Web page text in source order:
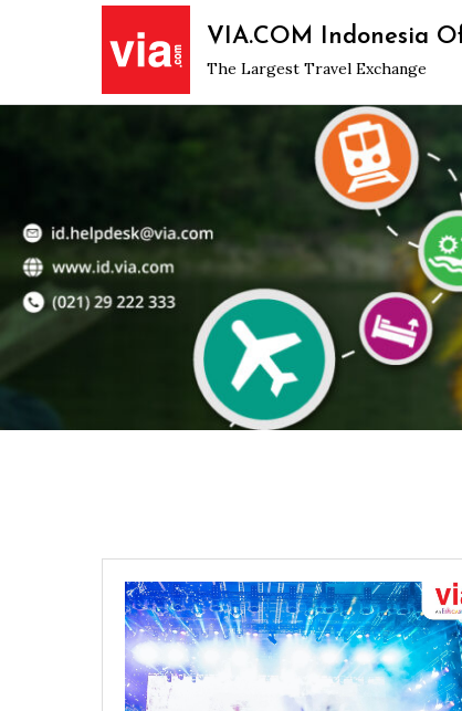
VIA.COM Indonesia
The Largest Travel Exchange